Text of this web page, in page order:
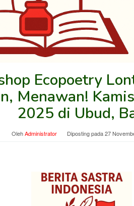
Ecopoetry
Menawan!
2025 di Ubud,
OlehAdministrator Diposting pada27